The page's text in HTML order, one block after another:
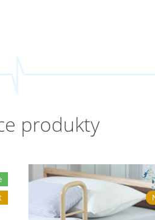
produkty